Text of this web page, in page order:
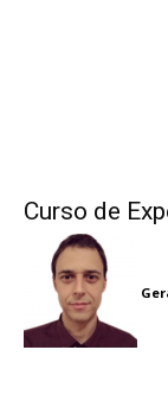
Curso de